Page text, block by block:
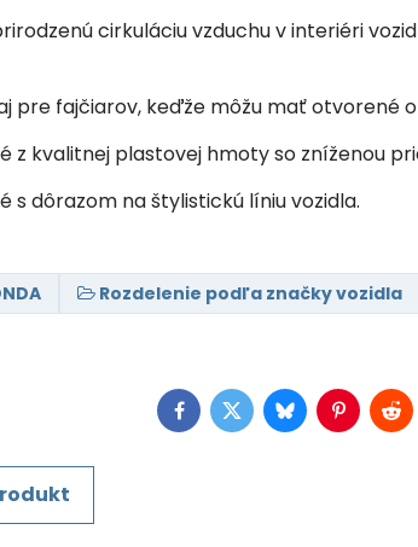
cirkuláciu vzduchu v interiéri
pre fajčiarov, keďže môžu mať otvorené
z kvalitnej plastovej hmoty so zníženou
s dôrazom na štylistickú líniu vozidla.
Rozdelenie podľa značky vozidla
Facebook
TwitterBluesky